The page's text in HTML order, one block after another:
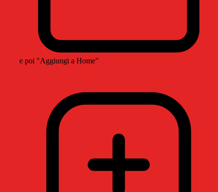
e poi "Aggiungi a Home"